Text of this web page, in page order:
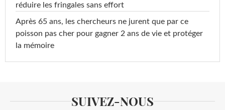
réduire les fringales sans effort
Après 65 ans, les chercheurs ne jurent que par ce
poisson pas cher pour gagner 2 ans de vie et protéger
la mémoire
SUIVEZ-NOUS